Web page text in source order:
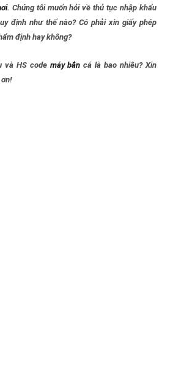
. Chúng tôi muốn hỏi về thủ tục nhập khẩu
định như thế nào? Có phải xin giấy phép
định hay không?
và HS code máy bắn cá là bao nhiêu? Xin